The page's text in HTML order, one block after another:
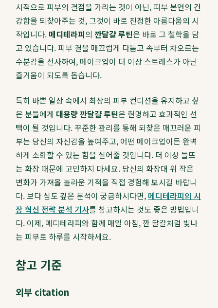
시적으로 피부의 결점을 가리는 것이 아닌, 피부 본연의 건
강함을 되찾아주는 것, 그것이 바로 진정한 아름다움의 시
작입니다. 메디테라피의 깐달걀 루틴은 바로 그 철학을 담
고 있습니다. 피부 결을 매끄럽게 다듬고 속부터 차오르는
수분감을 선사하여, 메이크업이 더 이상 스트레스가 아닌
즐거움이 되도록 돕습니다.
특히 바쁜 일상 속에서 최상의 피부 컨디션을 유지하고 싶
은 분들에게 대용량 깐달걀 루틴은 현명하고 효과적인 선
택이 될 것입니다. 꾸준한 관리를 통해 되찾은 매끄러운 피
부는 당신의 자신감을 높여주고, 어떤 메이크업이든 완벽
하게 소화할 수 있는 힘을 실어줄 것입니다. 더 이상 들뜨
는 화장 때문에 고민하지 마세요. 당신의 화장대 위 작은
변화가 가져올 놀라운 기적을 직접 경험해 보시길 바랍니
다. 보다 심도 깊은 분석이 궁금하시다면, 메디테라피의 시
장 혁신 전략 분석 기사를 참고하시는 것도 좋은 방법입니
다. 이제, 메디테라피와 함께 매일 아침, 깐 달걀처럼 빛나
는 피부로 하루를 시작하세요.
참고 기준
외부 citation